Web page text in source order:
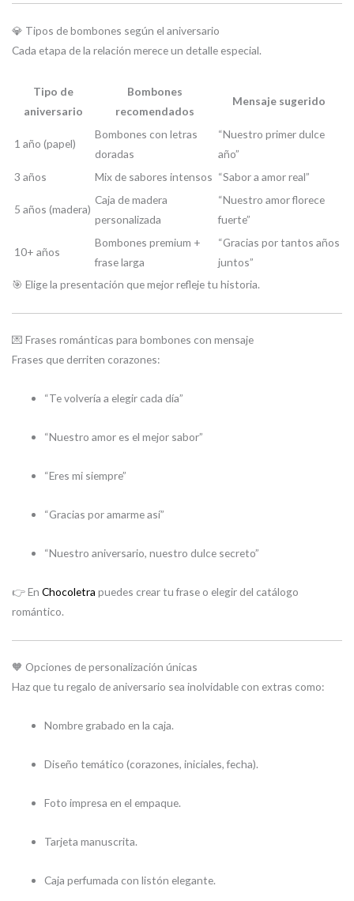
💎 Tipos de bombones según el aniversario
Cada etapa de la relación merece un detalle especial.
Tipo de
aniversario
Bombones
recomendados
Mensaje sugerido
1 año (papel)
Bombones con letras
doradas
“Nuestro primer dulce
año”
3 años
Mix de sabores intensos “Sabor a amor real”
5 años (madera)
Caja de madera
personalizada
“Nuestro amor florece
fuerte”
10+ años
Bombones premium +
frase larga
“Gracias por tantos años
juntos”
🎯 Elige la presentación que mejor refleje tu historia.
💌 Frases románticas para bombones con mensaje
Frases que derriten corazones:
“Te volvería a elegir cada día”
“Nuestro amor es el mejor sabor”
“Eres mi siempre”
“Gracias por amarme así”
“Nuestro aniversario, nuestro dulce secreto”
👉 En Chocoletra puedes crear tu frase o elegir del catálogo
romántico.
🧡 Opciones de personalización únicas
Haz que tu regalo de aniversario sea inolvidable con extras como:
Nombre grabado en la caja.
Diseño temático (corazones, iniciales, fecha).
Foto impresa en el empaque.
Tarjeta manuscrita.
Caja perfumada con listón elegante.